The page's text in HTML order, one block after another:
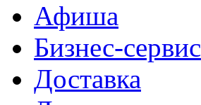
Афиша
Бизнес-сервис
Доставка